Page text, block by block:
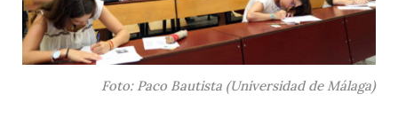
Foto: Paco Bautista (Universidad de Málaga)